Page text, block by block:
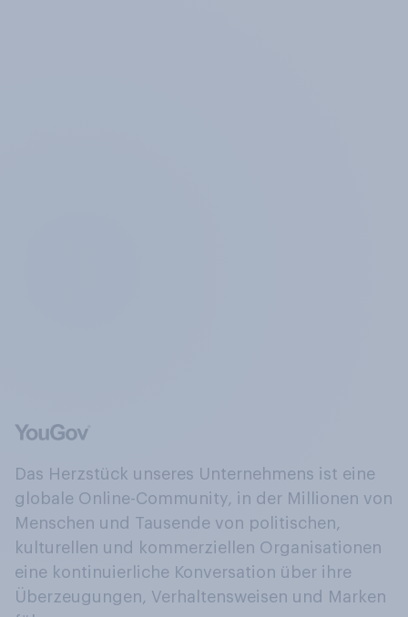
Das Herzstück unseres Unternehmens ist eine
globale Online-Community, in der Millionen von
Menschen und Tausende von politischen,
kulturellen und kommerziellen Organisationen
eine kontinuierliche Konversation über ihre
Überzeugungen, Verhaltensweisen und Marken